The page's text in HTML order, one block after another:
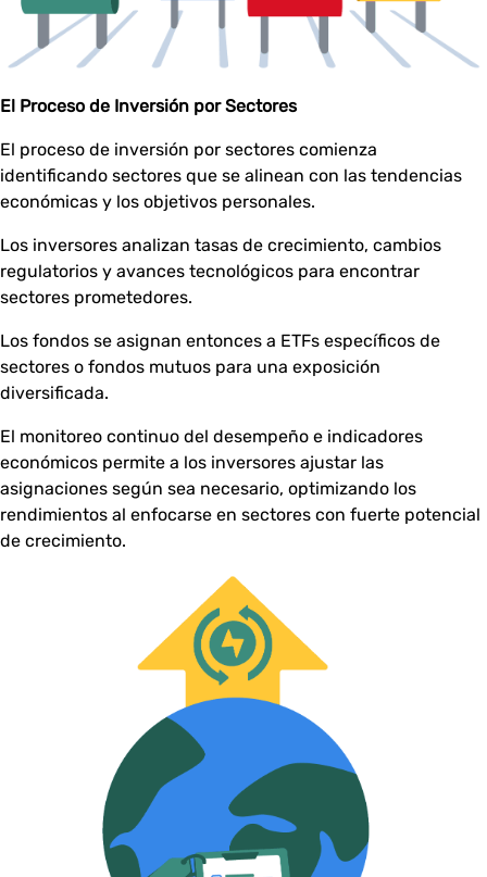
El Proceso de Inversión por Sectores
El proceso de inversión por sectores comienza
identificando sectores que se alinean con las tendencias
económicas y los objetivos personales.
Los inversores analizan tasas de crecimiento, cambios
regulatorios y avances tecnológicos para encontrar
sectores prometedores.
Los fondos se asignan entonces a ETFs específicos de
sectores o fondos mutuos para una exposición
diversificada.
El monitoreo continuo del desempeño e indicadores
económicos permite a los inversores ajustar las
asignaciones según sea necesario, optimizando los
rendimientos al enfocarse en sectores con fuerte potencial
de crecimiento.